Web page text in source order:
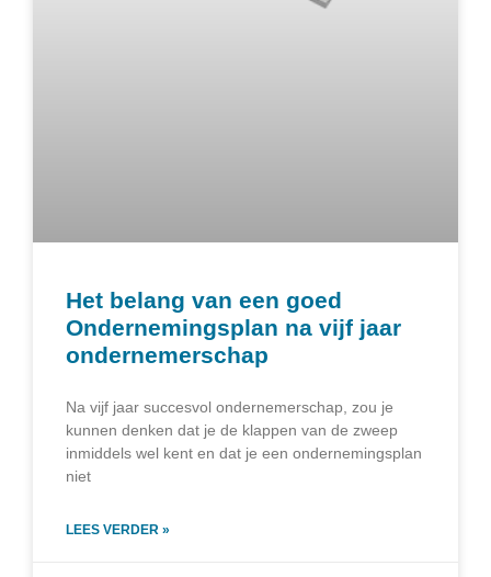
Het belang van een goed
Ondernemingsplan na vijf jaar
ondernemerschap
Na vijf jaar succesvol ondernemerschap, zou je
kunnen denken dat je de klappen van de zweep
inmiddels wel kent en dat je een ondernemingsplan
niet
LEES VERDER »